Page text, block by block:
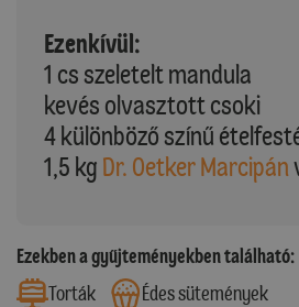
Ezenkívül:
1 cs szeletelt mandula
kevés olvasztott csoki
4 különböző színű
1,5 kg Dr. Oetker Marcipán
Ezekben a gyűjteményekben található:
Torták
Édes sütemények